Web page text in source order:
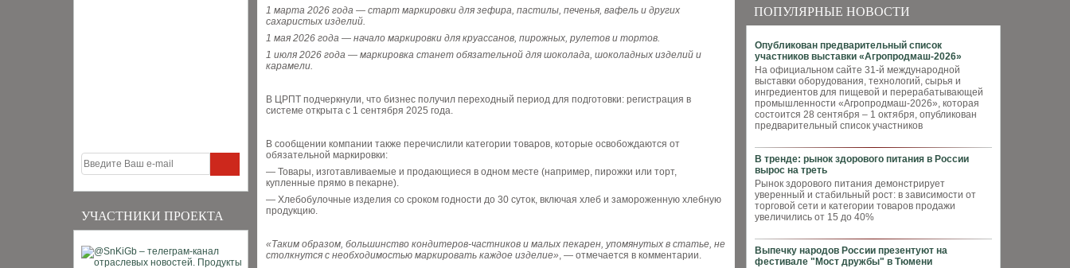
УЧАСТНИКИ ПРОЕКТА
ПОПУЛЯРНЫЕ НОВОСТИ
Опубликован предварительный список
участников выставки «Агропродмаш-2026»
На официальном сайте 31-й международной
выставки оборудования, технологий, сырья и
ингредиентов для пищевой и перерабатывающей
промышленности «Агропродмаш-2026», которая
состоится 28 сентября – 1 октября, опубликован
предварительный список участников
В тренде: рынок здорового питания в России
вырос на треть
Рынок здорового питания демонстрирует
уверенный и стабильный рост: в зависимости от
торговой сети и категории товаров продажи
увеличились от 15 до 40%
Выпечку народов России презентуют на
фестивале "Мост дружбы" в Тюмени
1 марта 2026 года — старт маркировки для зефира, пастилы, печенья, вафель и других
сахаристых изделий.
1 мая 2026 года — начало маркировки для круассанов, пирожных, рулетов и тортов.
1 июля 2026 года — маркировка станет обязательной для шоколада, шоколадных изделий и
карамели.
В ЦРПТ подчеркнули, что бизнес получил переходный период для подготовки: регистрация в
системе открыта с 1 сентября 2025 года.
В сообщении компании также перечислили категории товаров, которые освобождаются от
обязательной маркировки:
— Товары, изготавливаемые и продающиеся в одном месте (например, пирожки или торт,
купленные прямо в пекарне).
— Хлебобулочные изделия со сроком годности до 30 суток, включая хлеб и замороженную хлебную
продукцию.
«Таким образом, большинство кондитеров-частников и малых пекарен, упомянутых в статье, не
столкнутся с необходимостью маркировать каждое изделие», — отмечается в комментарии.